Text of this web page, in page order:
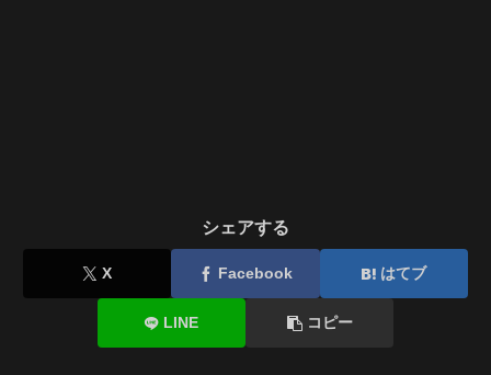
シェアする
X Facebook はてブ
LINE コピー